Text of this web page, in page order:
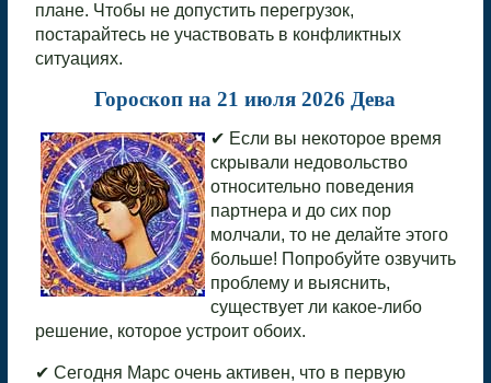
плане. Чтобы не допустить перегрузок,
постарайтесь не участвовать в конфликтных
ситуациях.
Гороскоп на 21 июля 2026 Дева
✔ Если вы некоторое время
скрывали недовольство
относительно поведения
партнера и до сих пор
молчали, то не делайте этого
больше! Попробуйте озвучить
проблему и выяснить,
существует ли какое-либо
решение, которое устроит обоих.
✔ Сегодня Марс очень активен, что в первую